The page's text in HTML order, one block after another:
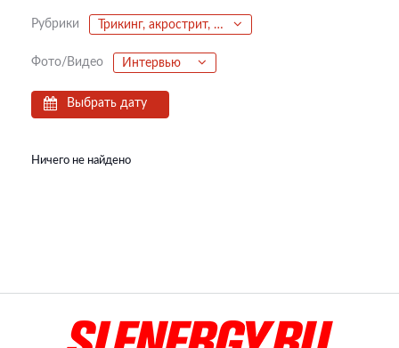
Рубрики Трикинг, акрострит, паркур, фриран
Фото/Видео Интервью
Выбрать дату
Ничего не найдено